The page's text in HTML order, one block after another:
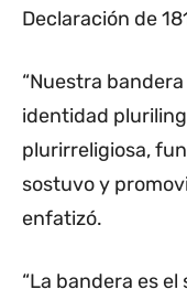
Declaración de
“Nuestra
identidad
plurirreligiosa,
sostuvo y
enfatizó.
“La bandera es